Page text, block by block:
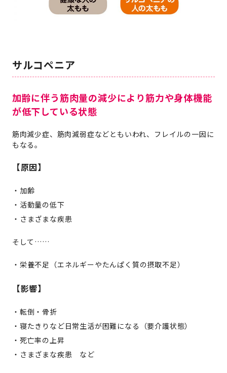
サルコペニア
加齢に伴う筋肉量の減少により筋力や身体機能
が低下している状態
筋肉減少症、筋肉減弱症などともいわれ、フレイルの一因に
もなる。
【原因】
加齢
活動量の低下
さまざまな疾患
そして……
栄養不足（エネルギーやたんぱく質の摂取不足）
【影響】
転倒・骨折
寝たきりなど日常生活が困難になる（要介護状態）
死亡率の上昇
さまざまな疾患 など